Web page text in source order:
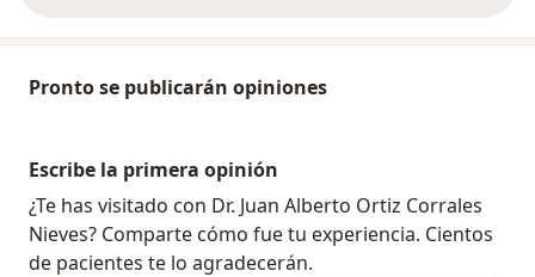
Pronto se publicarán opiniones
Escribe la primera opinión
¿Te has visitado con Dr. Juan Alberto Ortiz Corrales
Nieves? Comparte cómo fue tu experiencia. Cientos
de pacientes te lo agradecerán.